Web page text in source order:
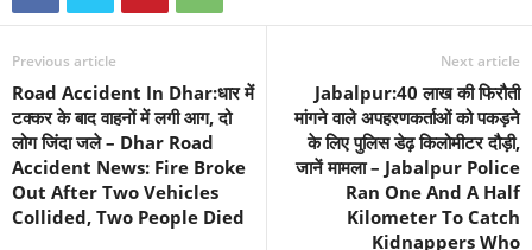
Previous article
Road Accident In Dhar:धार में
टक्कर के बाद वाहनों में लगी आग, दो
लोग जिंदा जले – Dhar Road
Accident News: Fire Broke
Out After Two Vehicles
Collided, Two People Died
Next article
Jabalpur:40 लाख की फिरौती
मांगने वाले अपहरणकर्ताओं को पकड़ने
के लिए पुलिस डेढ़ किलोमीटर दौड़ी,
जानें मामला – Jabalpur Police
Ran One And A Half
Kilometer To Catch
Kidnappers Who